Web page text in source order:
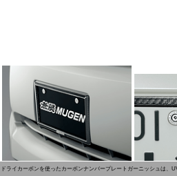
ドライカーボンを使ったカーボンナンバープレートガーニッシュは、